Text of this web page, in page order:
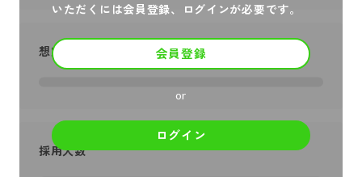
いただくには会員登録、ログインが必要です。
会員登録
or
ログイン
想定年収
採用人数